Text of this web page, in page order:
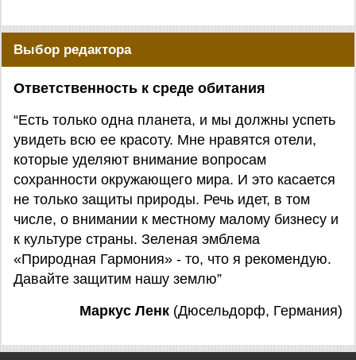
Выбор редактора
Ответственность к среде обитания
“Есть только одна планета, и мы должны успеть
увидеть всю ее красоту. Мне нравятся отели,
которые уделяют внимание вопросам
сохранности окружающего мира. И это касается
не только защиты природы. Речь идет, в том
числе, о внимании к местному малому бизнесу и
к культуре страны. Зеленая эмблема
«Природная Гармония» - то, что я рекомендую.
Давайте защитим нашу землю”
Маркус Ленк (Дюсельдорф, Германия)